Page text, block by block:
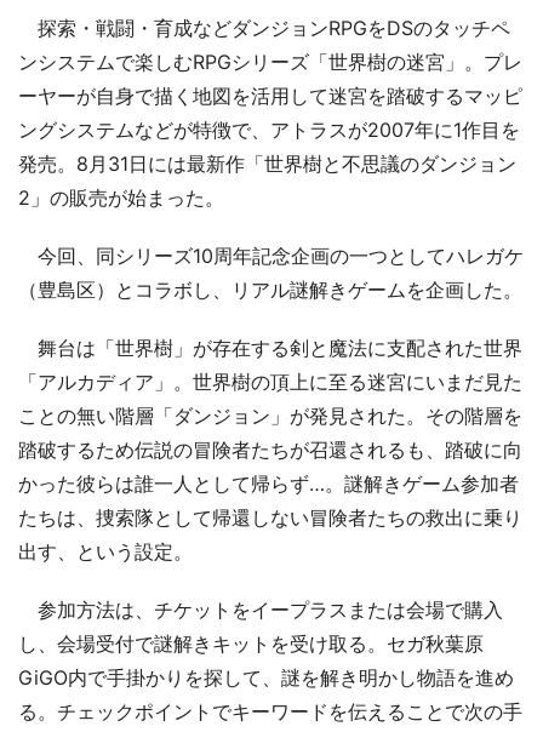
探索・戦闘・育成などダンジョンRPGをDSのタッチペ
ンシステムで楽しむRPGシリーズ「世界樹の迷宮」。プレ
ーヤーが自身で描く地図を活用して迷宮を踏破するマッピ
ングシステムなどが特徴で、アトラスが2007年に1作目を
発売。8月31日には最新作「世界樹と不思議のダンジョン
2」の販売が始まった。
今回、同シリーズ10周年記念企画の一つとしてハレガケ
（豊島区）とコラボし、リアル謎解きゲームを企画した。
舞台は「世界樹」が存在する剣と魔法に支配された世界
「アルカディア」。世界樹の頂上に至る迷宮にいまだ見た
ことの無い階層「ダンジョン」が発見された。その階層を
踏破するため伝説の冒険者たちが召還されるも、踏破に向
かった彼らは誰一人として帰らず…。謎解きゲーム参加者
たちは、捜索隊として帰還しない冒険者たちの救出に乗り
出す、という設定。
参加方法は、チケットをイープラスまたは会場で購入
し、会場受付で謎解きキットを受け取る。セガ秋葉原
GiGO内で手掛かりを探して、謎を解き明かし物語を進め
る。チェックポイントでキーワードを伝えることで次の手